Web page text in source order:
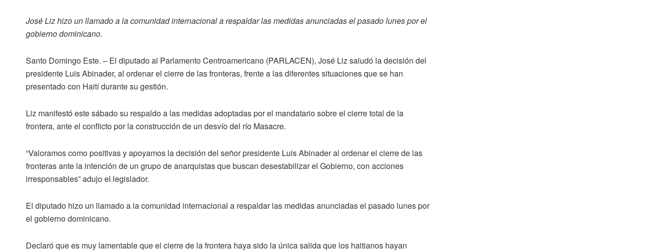
José Liz hizo un llamado a la comunidad internacional a respaldar las medidas anunciadas el pasado lunes por el
gobierno dominicano.
Santo Domingo Este. – El diputado al Parlamento Centroamericano (PARLACEN), José Liz saludó la decisión del
presidente Luis Abinader, al ordenar el cierre de las fronteras, frente a las diferentes situaciones que se han
presentado con Haití durante su gestión.
Liz manifestó este sábado su respaldo a las medidas adoptadas por el mandatario sobre el cierre total de la
frontera, ante el conflicto por la construcción de un desvío del río Masacre.
“Valoramos como positivas y apoyamos la decisión del señor presidente Luis Abinader al ordenar el cierre de las
fronteras ante la intención de un grupo de anarquistas que buscan desestabilizar el Gobierno, con acciones
irresponsables” adujo el legislador.
El diputado hizo un llamado a la comunidad internacional a respaldar las medidas anunciadas el pasado lunes por
el gobierno dominicano.
Declaró que es muy lamentable que el cierre de la frontera haya sido la única salida que los haitianos hayan